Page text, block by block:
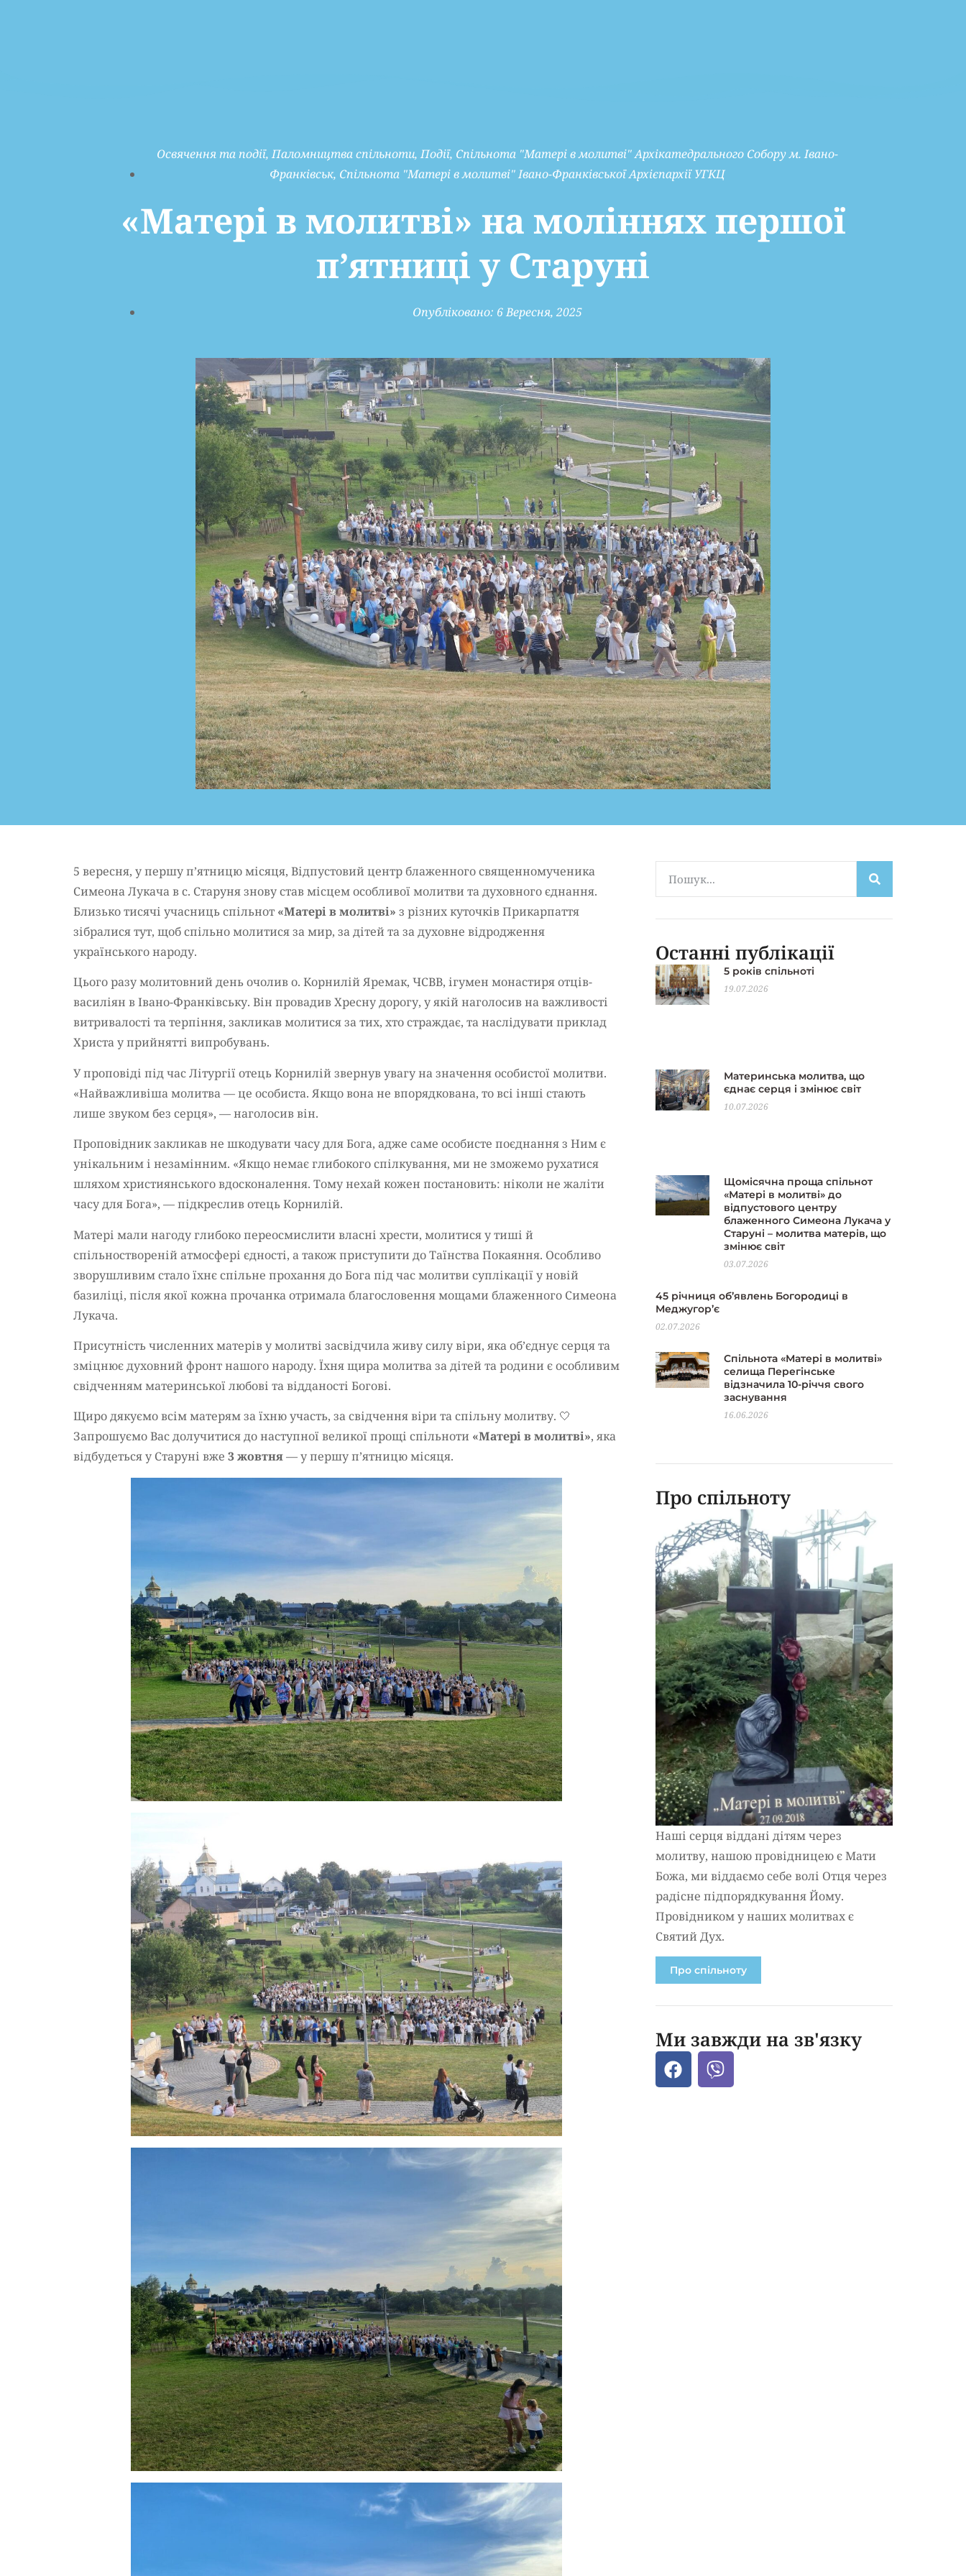
Освячення та події, Паломництва спільноти, Події, Спільнота "Матері в молитві" Архікатедрального Собору м. Івано-
Франківськ, Спільнота "Матері в молитві" Івано-Франківської Архієпархії УГКЦ
«Матері в молитві» на моліннях першої
п’ятниці у Старуні
Опубліковано: 6 Вересня, 2025
5 вересня, у першу п’ятницю місяця, Відпустовий центр блаженного священномученика
Симеона Лукача в с. Старуня знову став місцем особливої молитви та духовного єднання.
Близько тисячі учасниць спільнот «Матері в молитві» з різних куточків Прикарпаття
зібралися тут, щоб спільно молитися за мир, за дітей та за духовне відродження
українського народу.
Цього разу молитовний день очолив о. Корнилій Яремак, ЧСВВ, ігумен монастиря отців-
василіян в Івано-Франківську. Він провадив Хресну дорогу, у якій наголосив на важливості
витривалості та терпіння, закликав молитися за тих, хто страждає, та наслідувати приклад
Христа у прийнятті випробувань.
У проповіді під час Літургії отець Корнилій звернув увагу на значення особистої молитви.
«Найважливіша молитва — це особиста. Якщо вона не впорядкована, то всі інші стають
лише звуком без серця», — наголосив він.
Проповідник закликав не шкодувати часу для Бога, адже саме особисте поєднання з Ним є
унікальним і незамінним. «Якщо немає глибокого спілкування, ми не зможемо рухатися
шляхом християнського вдосконалення. Тому нехай кожен постановить: ніколи не жаліти
часу для Бога», — підкреслив отець Корнилій.
Матері мали нагоду глибоко переосмислити власні хрести, молитися у тиші й
спільноствореній атмосфері єдності, а також приступити до Таїнства Покаяння. Особливо
зворушливим стало їхнє спільне прохання до Бога під час молитви суплікації у новій
базиліці, після якої кожна прочанка отримала благословення мощами блаженного Симеона
Лукача.
Присутність численних матерів у молитві засвідчила живу силу віри, яка об’єднує серця та
зміцнює духовний фронт нашого народу. Їхня щира молитва за дітей та родини є особливим
свідченням материнської любові та відданості Богові.
Щиро дякуємо всім матерям за їхню участь, за свідчення віри та спільну молитву. 🤍
Запрошуємо Вас долучитися до наступної великої прощі спільноти «Матері в молитві», яка
відбудеться у Старуні вже 3 жовтня— у першу п’ятницю місяця.
Останні публікації
5 років спільноті
19.07.2026
Материнська молитва, що
єднає серця і змінює світ
10.07.2026
Щомісячна проща спільнот
«Матері в молитві» до
відпустового центру
блаженного Симеона Лукача у
Старуні – молитва матерів, що
змінює світ
03.07.2026
45 річниця об’явлень Богородиці в
Меджугор’є
02.07.2026
Спільнота «Матері в молитві»
селища Перегінське
відзначила 10-річчя свого
заснування
16.06.2026
Про спільноту
Наші серця віддані дітям через
молитву, нашою провідницею є Мати
Божа, ми віддаємо себе волі Отця через
радісне підпорядкування Йому.
Провідником у наших молитвах є
Святий Дух.
Про спільноту
Ми завжди на зв'язку